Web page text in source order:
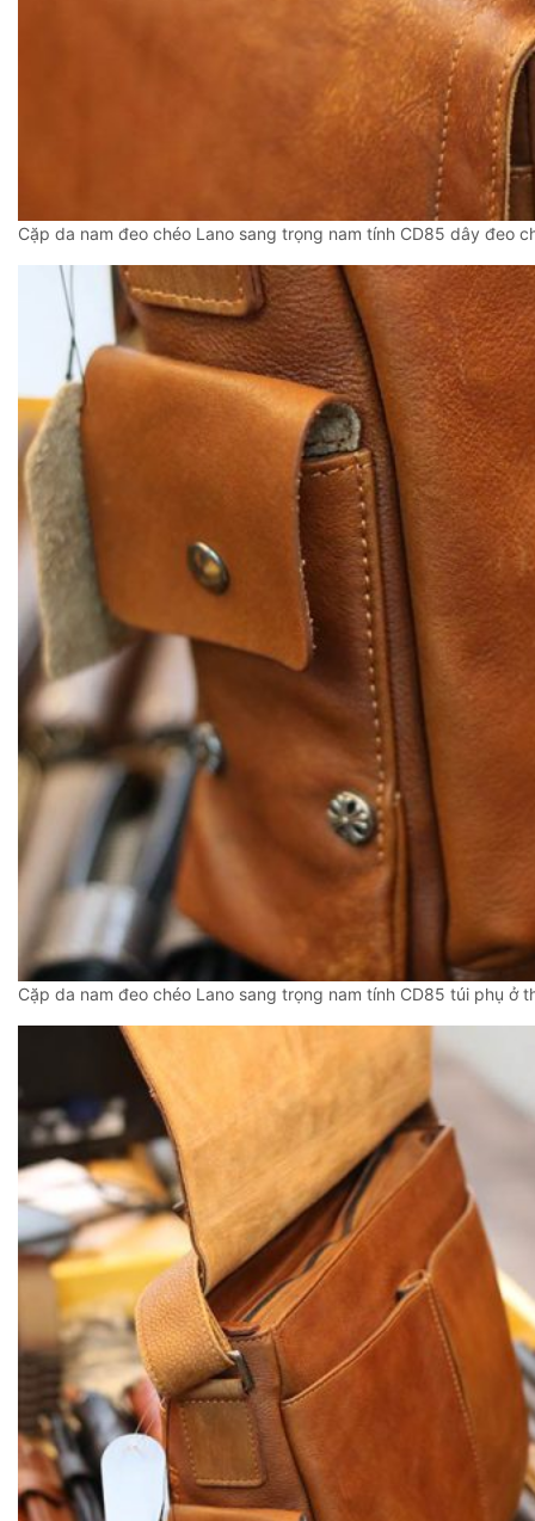
Cặp da nam đeo chéo Lano sang trọng nam tính CD85 dây đeo
Cặp da nam đeo chéo Lano sang trọng nam tính CD85 túi phụ ở